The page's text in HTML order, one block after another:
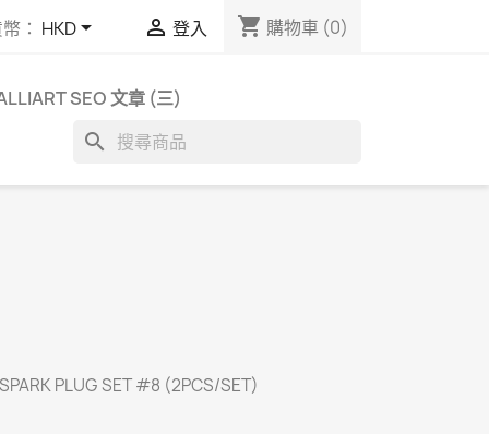
： HKD  登入 shopping_cart 購物車 (0)
SEO 文章 (三)
search
PLUG SET #8 (2PCS/SET)